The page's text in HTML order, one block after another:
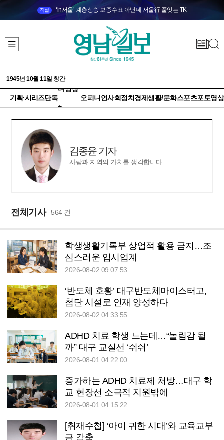
직설 ‘in서울’ 계층상승 보증수표 아닌데 서울行 줄잇는 TK
1945년 10월 11일 창간
기획·시리즈단독
다양성
+
오피니언사회정치 경제생활/문화스포츠포토영상
김종윤 기자
사람과 지역의 가치를 생각합니다.
전체기사 564 건
학생생활기록부 상업적 활용 금지…조
심스러운 입시업계
2026-08-02 09:07:53
‘반도체 호황’ 대구반도체마이스터고,
첨단 시설로 인재 양성하다
2026-08-02 04:33:55
ADHD 치료 학생 느는데…“놀림감 될
까” 대구 교실선 ‘쉬쉬’
2026-08-01 04:22:00
증가하는 ADHD 치료제 처방…대구 학
교 현장선 소극적 지원밖에
2026-08-01 04:15:22
[취재수첩] ‘아이 귀한 시대’와 교육교부
금 감축